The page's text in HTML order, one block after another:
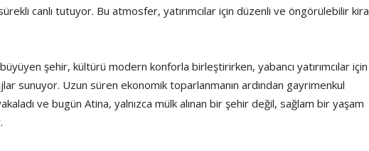
canlı tutuyor. Bu atmosfer, yatırımcılar için düzenli ve öngörülebilir kira
şehir, kültürü modern konforla birleştirirken, yabancı yatırımcılar için
sunuyor. Uzun süren ekonomik toparlanmanın ardından gayrimenkul
ve bugün Atina, yalnızca mülk alınan bir şehir değil, sağlam bir yaşam